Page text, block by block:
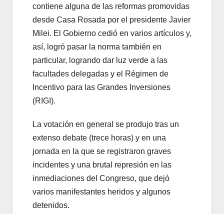
contiene alguna de las reformas promovidas
desde Casa Rosada por el presidente Javier
Milei. El Gobierno cedió en varios artículos y,
así, logró pasar la norma también en
particular, logrando dar luz verde a las
facultades delegadas y el Régimen de
Incentivo para las Grandes Inversiones
(RIGI).
La votación en general se produjo tras un
extenso debate (trece horas) y en una
jornada en la que se registraron graves
incidentes y una brutal represión en las
inmediaciones del Congreso, que dejó
varios manifestantes heridos y algunos
detenidos.